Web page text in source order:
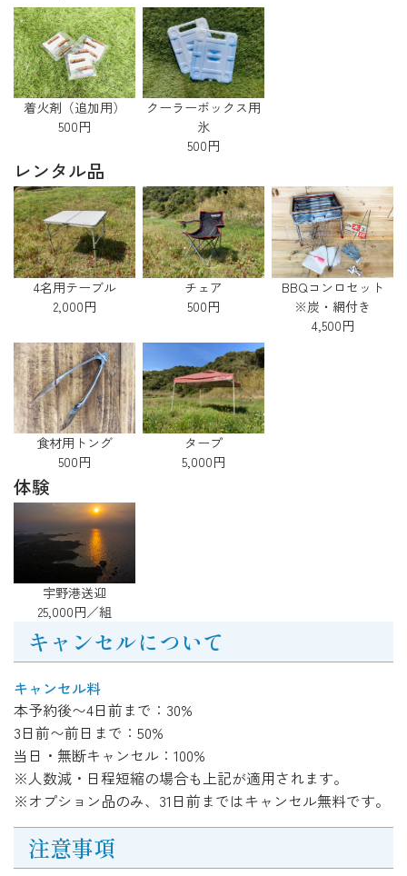
着火剤（追加用）
500円
クーラーボックス用
氷
500円
レンタル品
4名用テーブル
2,000円
チェア
500円
BBQコンロセット
※炭・網付き
4,500円
食材用トング
500円
タープ
5,000円
体験
宇野港送迎
25,000円／組
キャンセルについて
キャンセル料
本予約後〜4日前まで：30%
3日前〜前日まで：50%
当日・無断キャンセル：100%
※人数減・日程短縮の場合も上記が適用されます。
※オプション品のみ、31日前まではキャンセル無料です。
注意事項